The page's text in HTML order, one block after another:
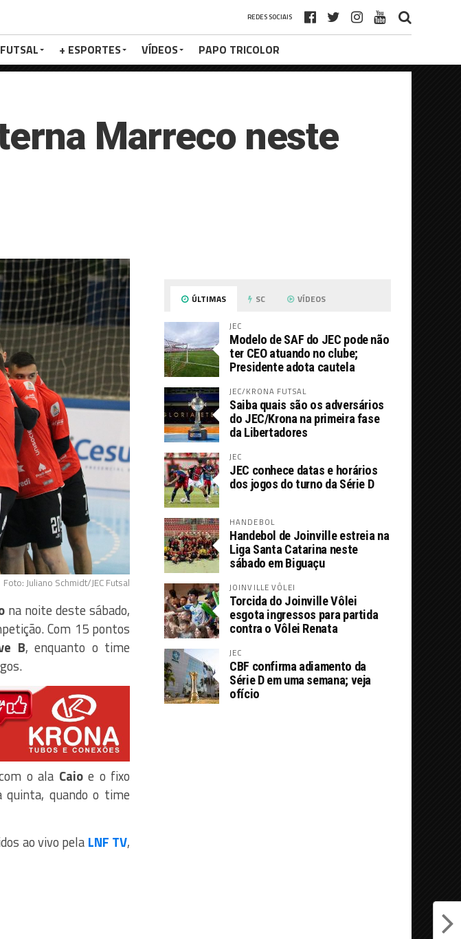
REDES SOCIAIS
FUTSAL + ESPORTES VÍDEOS PAPO TRICOLOR
Marreco neste
Foto: Juliano Schmidt/JEC Futsal
na noite deste sábado,
Com 15 pontos
B, enquanto o time
o ala Caioe o fixo
quando o time
ao vivo pela LNF TV,
ÚLTIMAS SC VÍDEOS
JEC
Modelo de SAF do JEC pode não
ter CEO atuando no clube;
Presidente adota cautela
JEC/KRONA FUTSAL
Saiba quais são os adversários
do JEC/Krona na primeira fase
da Libertadores
JEC
JEC conhece datas e horários
dos jogos do turno da Série D
HANDEBOL
Handebol de Joinville estreia na
Liga Santa Catarina neste
sábado em Biguaçu
JOINVILLE VÔLEI
Torcida do Joinville Vôlei
esgota ingressos para partida
contra o Vôlei Renata
JEC
CBF confirma adiamento da
Série D em uma semana; veja
ofício